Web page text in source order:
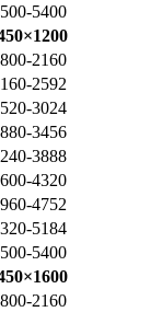
5400
2160
2592
3024
3456
3888
4320
4752
5184
5400
2160